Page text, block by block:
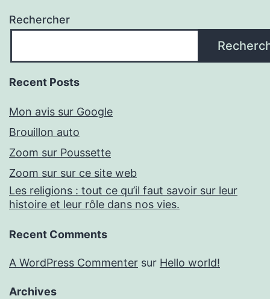
Rechercher
Recent Posts
Mon avis sur Google
Brouillon auto
Zoom sur Poussette
Zoom sur sur ce site web
Les religions : tout ce qu’il faut savoir sur leur
histoire et leur rôle dans nos vies.
Recent Comments
A WordPress Commenter sur Hello world!
Archives